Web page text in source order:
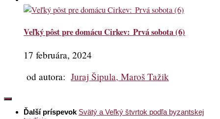
Veľký pôst pre domácu Cirkev: Prvá sobota (6)
17 februára, 2024
od autora: Juraj Šipula, Maroš Tažik
Ďalší príspevok Svätý a Veľký štvrtok podľa byzantskej